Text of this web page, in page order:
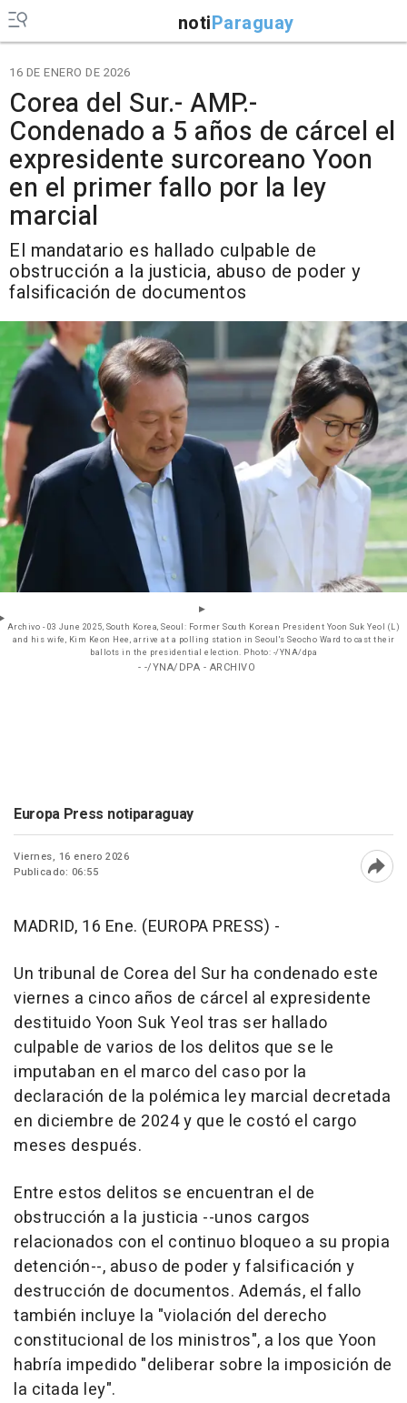
notiParaguay
16 DE ENERO DE 2026
Corea del Sur.- AMP.-
Condenado a 5 años de cárcel el
expresidente surcoreano Yoon
en el primer fallo por la ley
marcial
El mandatario es hallado culpable de
obstrucción a la justicia, abuso de poder y
falsificación de documentos
Archivo - 03 June 2025, South Korea, Seoul: Former South Korean President Yoon Suk Yeol (L)
and his wife, Kim Keon Hee, arrive at a polling station in Seoul's Seocho Ward to cast their
ballots in the presidential election. Photo: -/YNA/dpa
- -/YNA/DPA - ARCHIVO
Europa Press notiparaguay
Viernes, 16 enero 2026
Publicado: 06:55
MADRID, 16 Ene. (EUROPA PRESS) -
Un tribunal de Corea del Sur ha condenado este
viernes a cinco años de cárcel al expresidente
destituido Yoon Suk Yeol tras ser hallado
culpable de varios de los delitos que se le
imputaban en el marco del caso por la
declaración de la polémica ley marcial decretada
en diciembre de 2024 y que le costó el cargo
meses después.
Entre estos delitos se encuentran el de
obstrucción a la justicia --unos cargos
relacionados con el continuo bloqueo a su propia
detención--, abuso de poder y falsificación y
destrucción de documentos. Además, el fallo
también incluye la "violación del derecho
constitucional de los ministros", a los que Yoon
habría impedido "deliberar sobre la imposición de
la citada ley".